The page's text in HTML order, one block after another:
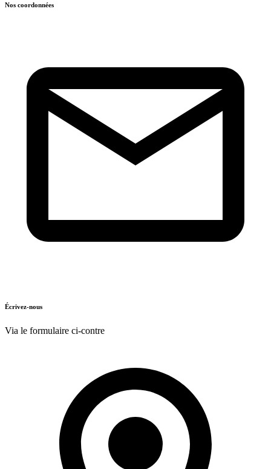
Nos coordonnées
Écrivez-nous
Via le formulaire ci-contre